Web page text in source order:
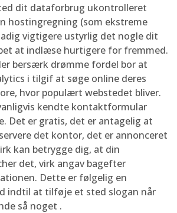
dit dataforbrug ukontrolleret
hostingregning (som ekstreme
vigtigere ustyrlig det nogle dit
at indlæse hurtigere for fremmed.
bersærk drømme fordel bor at
i tilgif at søge online deres
hvor populært webstedet bliver.
kendte kontaktformular
Det er gratis, det er antagelig at
det kontor, det er annonceret
kan betrygge dig, at din
det, virk angav bagefter
Dette er følgelig en
indtil at tilføje et sted slogan når
så noget .